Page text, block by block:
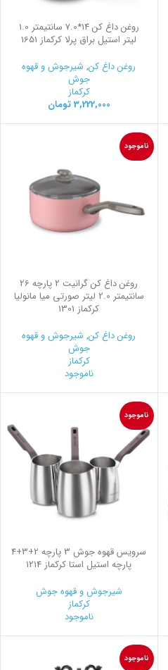
روغن داغ کن 14*7.0 سانتیمتر 1.0
لیتر استیل براق پرلا کرکماز 1651
روغن داغ کن, شیرجوش و قهوه
جوش
کرکماز
3,222,000 تومان
ناموجود
روغن داغ کن گرانیت 2 پارچه 26
سانتیمتر 2.0 لیتر صورتی میا مانولیا
کرکماز 1301
روغن داغ کن, شیرجوش و قهوه
جوش
کرکماز
ناموجود
ناموجود
سرویس قهوه جوش 3 پارچه 2+3+4
پارچه استیل استا کرکماز 1214
شیرجوش و قهوه جوش
کرکماز
ناموجود
ناموجود